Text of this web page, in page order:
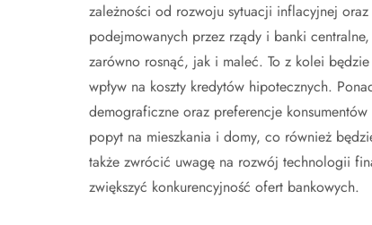
zależności od rozwoju sytuacji inflacyjnej oraz
podejmowanych przez rządy i banki
zarówno rosnąć, jak i maleć. To z kolei
wpływ na koszty kredytów hipotecznych.
demograficzne oraz preferencje konsumentów
popyt na mieszkania i domy, co również
także zwrócić uwagę na rozwój technologii
zwiększyć konkurencyjność ofert bankowych.